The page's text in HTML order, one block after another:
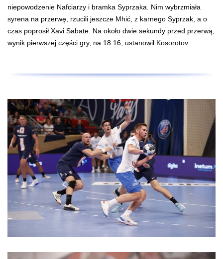
niepowodzenie Nafciarzy i bramka Syprzaka. Nim wybrzmiała
syrena na przerwę, rzucili jeszcze Mhić, z karnego Syprzak, a o
czas poprosił Xavi Sabate. Na około dwie sekundy przed przerwą,
wynik pierwszej części gry, na 18:16, ustanowił Kosorotov.